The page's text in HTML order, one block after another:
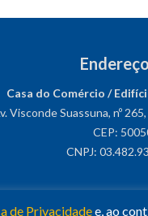
Casa do Comércio /
Visconde Suassuna, nº
CEP:
CNPJ:
de Privacidadee, ao